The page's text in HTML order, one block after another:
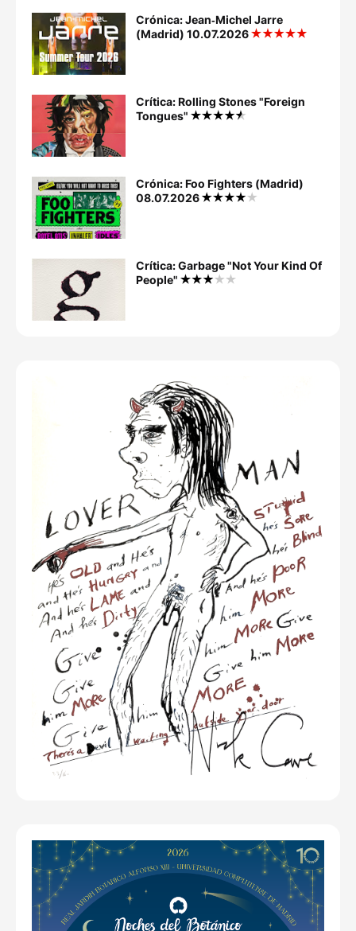
Crónica: Jean‐Michel Jarre
(Madrid) 10.07.2026
Crítica: Rolling Stones "Foreign
Tongues"
Crónica: Foo Fighters (Madrid)
08.07.2026
Crítica: Garbage "Not Your Kind Of
People"